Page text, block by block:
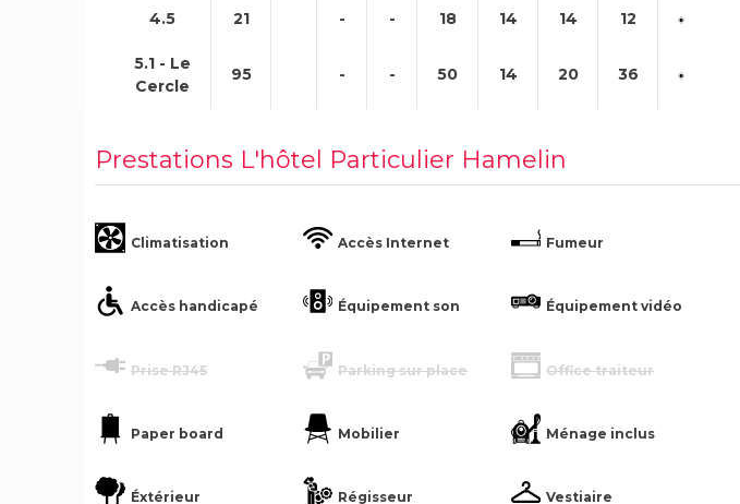
4.5 21 - - 18 14 14 12
5.1 - Le
Cercle
95 - - 50 14 20 36
Prestations L'hôtel Particulier Hamelin
Climatisation Accès Internet Fumeur
Accès handicapé Équipement son Équipement vidéo
Prise RJ45 Parking sur place Office traiteur
Paper board Mobilier Ménage inclus
Éxtérieur Régisseur Vestiaire